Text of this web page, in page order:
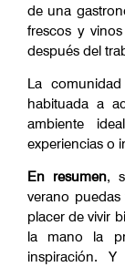
de una
frescos y
después del
La
habituada a
ambiente
experiencias o
En resumen,
verano
placer de vivir
la mano la
inspiración.